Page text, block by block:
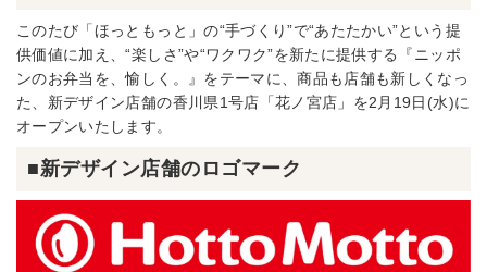
このたび「ほっともっと」の“手づくり”で“あたたかい”という提
供価値に加え、“楽しさ”や“ワクワク”を新たに提供する『ニッポ
ンのお弁当を、愉しく。』をテーマに、商品も店舗も新しくなっ
た、新デザイン店舗の香川県1号店「花ノ宮店」を2月19日(水)に
オープンいたします。
■新デザイン店舗のロゴマーク